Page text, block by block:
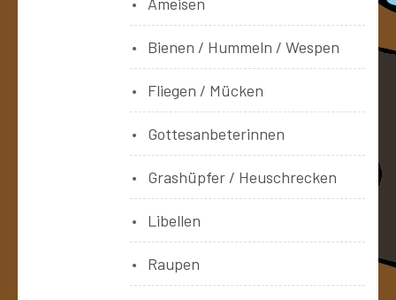
Bienen / Hummeln / Wespen
Fliegen / Mücken
Gottesanbeterinnen
Grashüpfer / Heuschrecken
Libellen
Raupen